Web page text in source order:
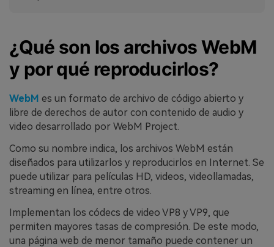
¿Qué son los archivos WebM
y por qué reproducirlos?
WebM es un formato de archivo de código abierto y
libre de derechos de autor con contenido de audio y
video desarrollado por WebM Project.
Como su nombre indica, los archivos WebM están
diseñados para utilizarlos y reproducirlos en Internet. Se
puede utilizar para películas HD, videos, videollamadas,
streaming en línea, entre otros.
Implementan los códecs de video VP8 y VP9, que
permiten mayores tasas de compresión. De este modo,
una página web de menor tamaño puede contener un